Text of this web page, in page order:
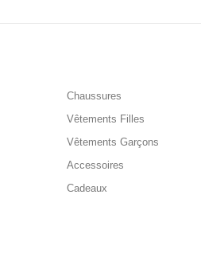
Chaussures
Vêtements Filles
Vêtements Garçons
Accessoires
Cadeaux